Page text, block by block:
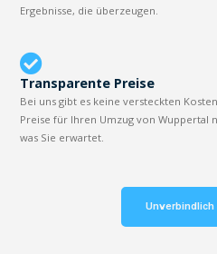
Ergebnisse, die überzeugen.
Transparente Preise
Bei uns gibt es keine versteckten
Preise für Ihren Umzug von Wuppertal
was Sie erwartet.
Unverbindlich